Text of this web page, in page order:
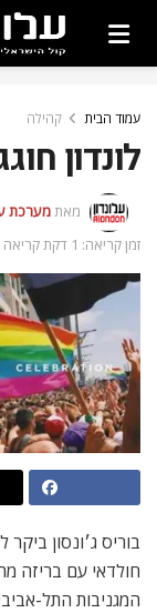
עמוד הבית קהילה
לונדון
מאתמערכת
זמן קריאה: 1 דקת קריאה
בוריס ג׳ונסון
חולדאי עם בריזה
המגניבות התל-